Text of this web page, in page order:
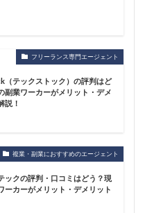
フリーランス専門エージェント
（テックストック）の評判はど
副業ワーカーがメリット・デメ
説！
複業・副業におすすめのエージェント
ックの評判・口コミはどう？現
ーカーがメリット・デメリット